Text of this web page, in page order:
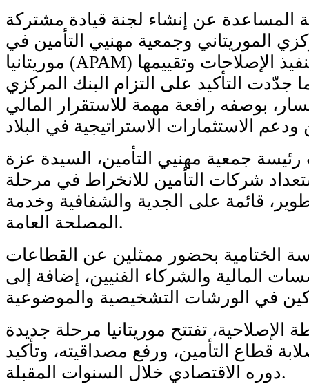
المساعدة عن إنشاء لجنة قيادة مشتركة
الموريتاني وجمعية مهنيي التأمين في
موريتانيا (APAM) لضمان متابعة تنفيذ الإصلاحات وتقييمها
التأكيد على التزام البنك المركزي
بوصفه رافعة مهمة للاستقرار المالي
جمعية مهنيي التأمين، السيدة عزة
شركات التأمين للانخراط في مرحلة
قائمة على الجدية والشفافية وخدمة
المصلحة العامة.
الختامية بحضور ممثلين عن القطاعات
المالية والشركاء الفنيين، إضافة إلى
الإصلاحية، تفتتح موريتانيا مرحلة جديدة
قطاع التأمين، ورفع مصداقيته، وتأكيد
دوره الاقتصادي خلال السنوات المقبلة.